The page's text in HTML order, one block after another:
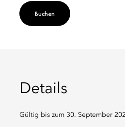
Buchen
Details
Gültig bis zum 30. September